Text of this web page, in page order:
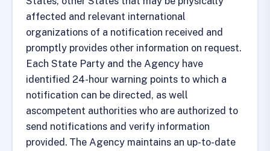
affected and relevant international
organizations of a notification received and
promptly provides other information on request.
Each State Party and the Agency have
identified 24-hour warning points to which a
notification can be directed, as well
ascompetent authorities who are authorized to
send notifications and verify information
provided. The Agency maintains an up-to-date